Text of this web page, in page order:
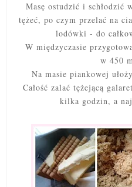
Masę ostudzić i schłodzić
tężeć, po czym przelać na
lodówki - do
W międzyczasie
w 450
Na masie piankowej
Całość zalać tężejącą
kilka godzin, a